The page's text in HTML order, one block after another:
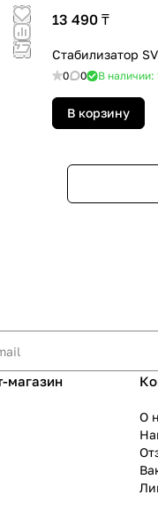
13 490 ₸
Стабилизатор
0 0 В наличии:
В корзину
магазин
О